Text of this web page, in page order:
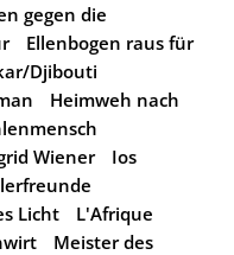
gegen die
Ellenbogen raus für
Djibouti
Heimweh nach
Wiener
Ios
Licht
L'Afrique
Meister des